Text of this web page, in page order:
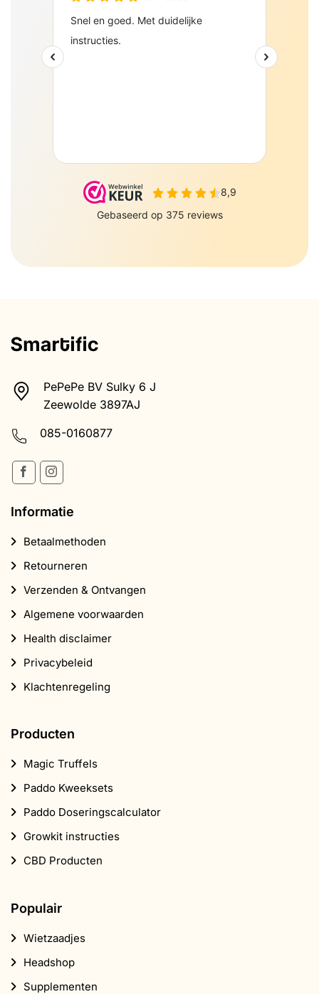
PePePe BV Sulky 6 J
Zeewolde 3897AJ
085-0160877
Informatie
Betaalmethoden
Retourneren
Verzenden & Ontvangen
Algemene voorwaarden
Health disclaimer
Privacybeleid
Klachtenregeling
Producten
Magic Truffels
Paddo Kweeksets
Paddo Doseringscalculator
Growkit instructies
CBD Producten
Populair
Wietzaadjes
Headshop
Supplementen